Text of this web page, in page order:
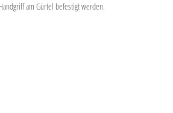
am Gürtel befestigt werden.